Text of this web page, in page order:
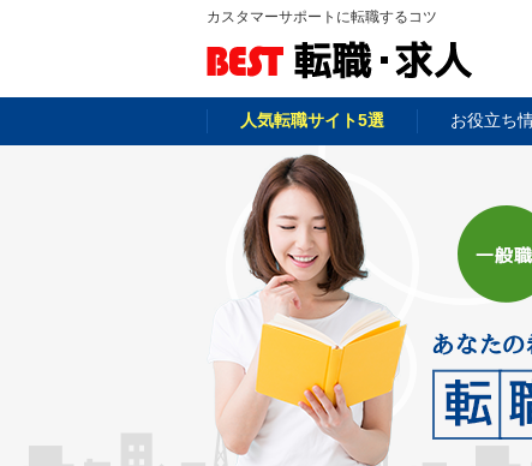
カスタマーサポートに転職するコツ
人気転職サイト5選 お役立ち